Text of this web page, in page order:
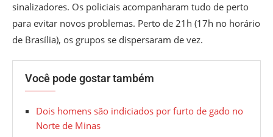
sinalizadores. Os policiais acompanharam tudo de perto
para evitar novos problemas. Perto de 21h (17h no horário
de Brasília), os grupos se dispersaram de vez.
Você pode gostar também
Dois homens são indiciados por furto de gado no
Norte de Minas